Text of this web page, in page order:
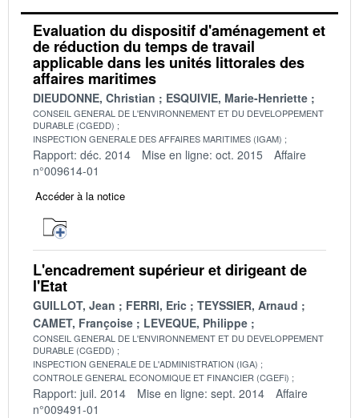
Evaluation du dispositif d'aménagement et
de réduction du temps de travail
applicable dans les unités littorales des
affaires maritimes
DIEUDONNE, Christian ESQUIVIE, Marie-Henriette
CONSEIL GENERAL DE L'ENVIRONNEMENT ET DU DEVELOPPEMENT
DURABLE (CGEDD)
INSPECTION GENERALE DES AFFAIRES MARITIMES (IGAM)
Rapport: déc. 2014 Mise en ligne: oct. 2015
Affaire
n°009614-01
Accéder à la notice
L'encadrement supérieur et dirigeant de
l'Etat
GUILLOT, Jean FERRI, Eric
TEYSSIER, Arnaud
CAMET, Françoise
LEVEQUE, Philippe
CONSEIL GENERAL DE L'ENVIRONNEMENT ET DU DEVELOPPEMENT
DURABLE (CGEDD)
INSPECTION GENERALE DE L'ADMINISTRATION (IGA)
CONTROLE GENERAL ECONOMIQUE ET FINANCIER (CGEFi)
Rapport: juil. 2014 Mise en ligne: sept. 2014
Affaire
n°009491-01